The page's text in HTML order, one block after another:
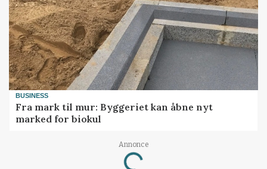
BUSINESS
Fra mark til mur: Byggeriet kan åbne nyt
marked for biokul
Annonce
Loading...